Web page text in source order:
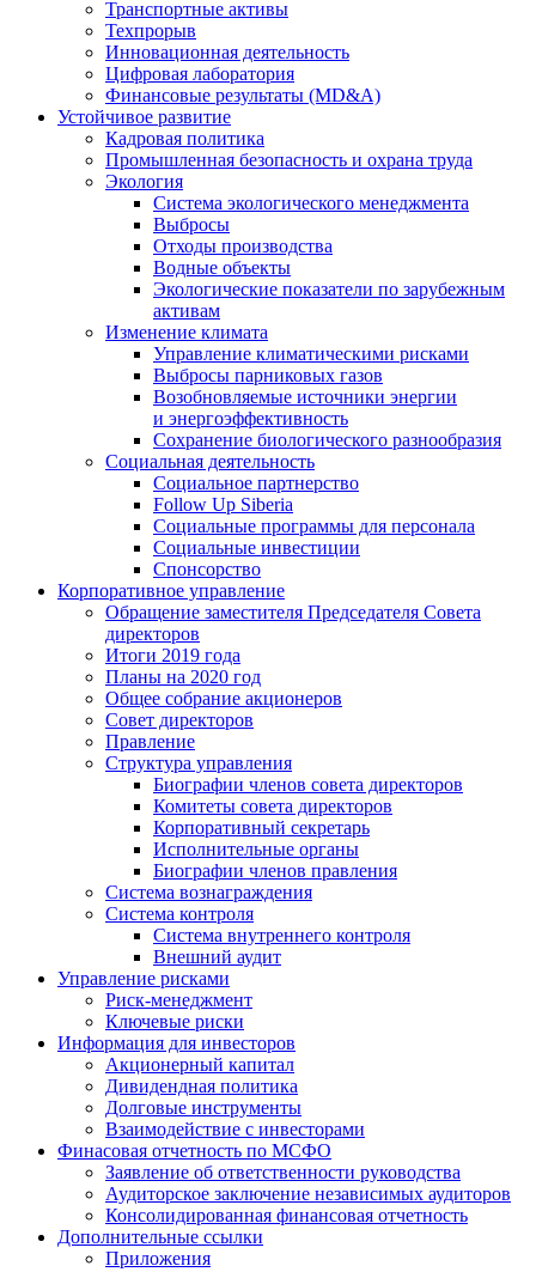
Транспортные активы
Техпрорыв
Инновационная деятельность
Цифровая лаборатория
Финансовые результаты (MD&A)
Устойчивое развитие
Кадровая политика
Промышленная безопасность и охрана труда
Экология
Система экологического менеджмента
Выбросы
Отходы производства
Водные объекты
Экологические показатели по зарубежным
активам
Изменение климата
Управление климатическими рисками
Выбросы парниковых газов
Возобновляемые источники энергии
и энергоэффективность
Сохранение биологического разнообразия
Социальная деятельность
Социальное партнерство
Follow Up Siberia
Социальные программы для персонала
Социальные инвестиции
Спонсорство
Корпоративное управление
Обращение заместителя Председателя Совета
директоров
Итоги 2019 года
Планы на 2020 год
Общее собрание акционеров
Совет директоров
Правление
Структура управления
Биографии членов совета директоров
Комитеты совета директоров
Корпоративный секретарь
Исполнительные органы
Биографии членов правления
Система вознаграждения
Система контроля
Система внутреннего контроля
Внешний аудит
Управление рисками
Риск-менеджмент
Ключевые риски
Информация для инвесторов
Акционерный капитал
Дивидендная политика
Долговые инструменты
Взаимодействие с инвеcторами
Финасовая отчетность по МСФО
Заявление об ответственности руководства
Аудиторское заключение независимых аудиторов
Консолидированная финансовая отчетность
Дополнительные ссылки
Приложения